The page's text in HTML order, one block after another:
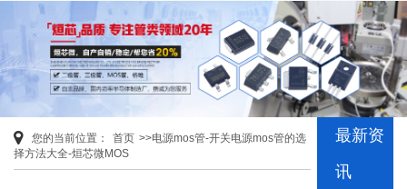
您的当前位置： 首页 >>电源mos管-开关电源mos管的选
择方法大全-烜芯微MOS
最新资
讯